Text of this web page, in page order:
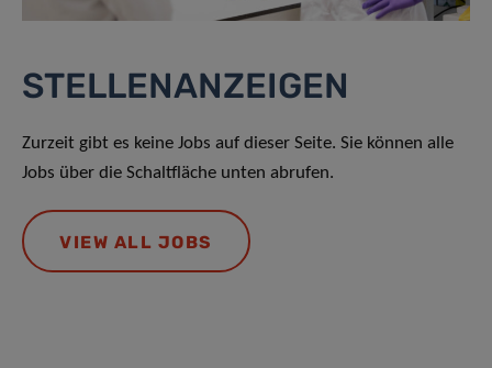
STELLENANZEIGEN
Zurzeit gibt es keine Jobs auf dieser Seite. Sie können alle
Jobs über die Schaltfläche unten abrufen.
VIEW ALL JOBS